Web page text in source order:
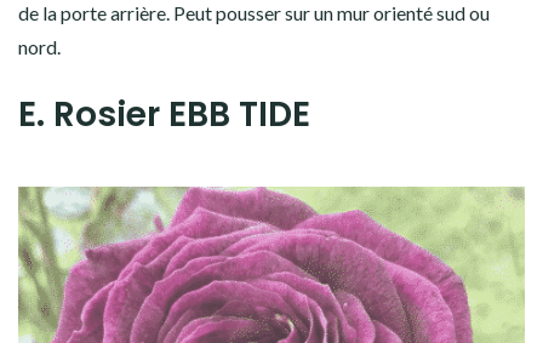
de la porte arrière. Peut pousser sur un mur orienté sud ou
nord.
E. Rosier EBB TIDE